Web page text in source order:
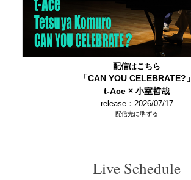
配信はこちら
「CAN YOU CELEBRATE?」
t-Ace × 小室哲哉
release：2026/07/17
配信先に準ずる
Live Schedule